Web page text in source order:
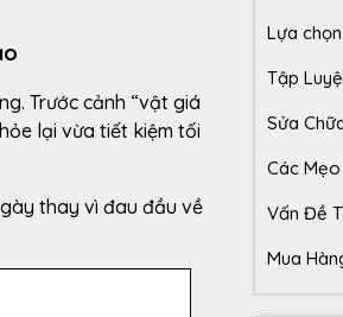
Trước cảnh “vật giá
lại vừa tiết kiệm tối
thay vì đau đầu về
Lựa
Tập
Sửa
Các
Vấn Đề
Mua